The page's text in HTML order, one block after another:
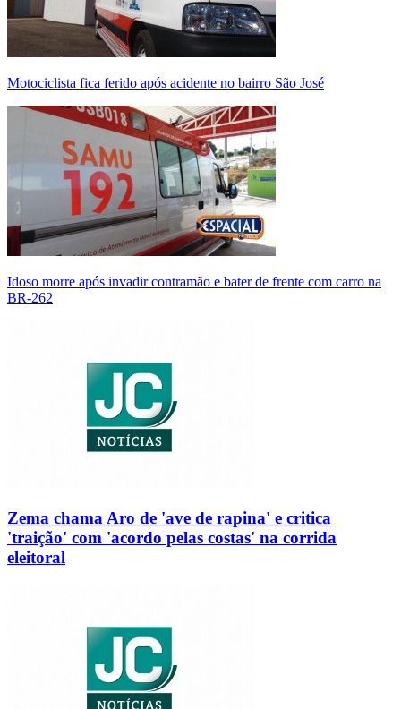
Motociclista fica ferido após acidente no bairro São José
Idoso morre após invadir contramão e bater de frente com carro na
BR-262
Zema chama Aro de 'ave de rapina' e critica
'traição' com 'acordo pelas costas' na corrida
eleitoral